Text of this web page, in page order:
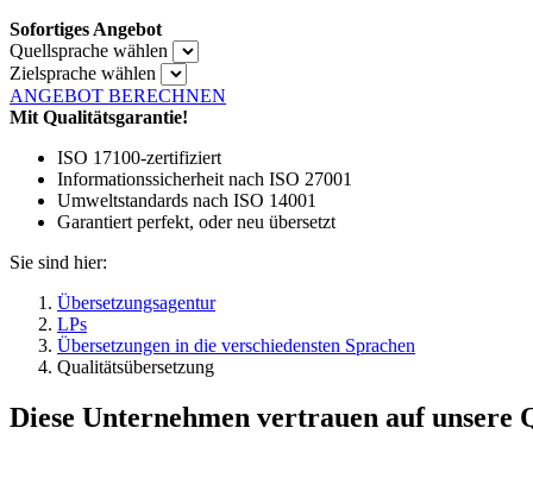
Sofortiges Angebot
Quellsprache wählen
Zielsprache wählen
ANGEBOT BERECHNEN
Mit Qualitätsgarantie!
ISO 17100-zertifiziert
Informationssicherheit nach ISO 27001
Umweltstandards nach ISO 14001
Garantiert perfekt, oder neu übersetzt
Sie sind hier:
Übersetzungsagentur
LPs
Übersetzungen in die verschiedensten Sprachen
Qualitätsübersetzung
Diese Unternehmen vertrauen auf unsere